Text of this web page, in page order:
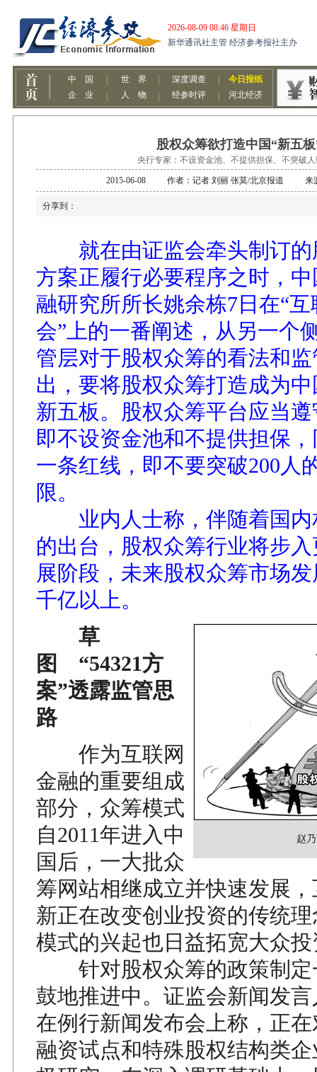
股权众筹欲打造中国“新五
央行专家：不设资金池、不提供担保、不突破
2015-06-08 作者：记者 刘丽 张莫/北京报道 来
分享到：
就在由证监会牵头制订的
方案正履行必要程序之时，
融研究所所长姚余栋7日在“
会”上的一番阐述，从另一个
管层对于股权众筹的看法和
出，要将股权众筹打造成为
新五板。股权众筹平台应当
即不设资金池和不提供担保
一条红线，即不要突破200人
限。
业内人士称，伴随着国内
的出台，股权众筹行业将步
展阶段，未来股权众筹市场
千亿以上。
赵
草
图 “54321方
案”透露监管思
路
作为互联网
金融的重要组成
部分，众筹模式
自2011年进入中
国后，一大批众
筹网站相继成立并快速发展
新正在改变创业投资的传统
模式的兴起也日益拓宽大众
针对股权众筹的政策制定
鼓地推进中。证监会新闻发
在例行新闻发布会上称，正
融资试点和特殊股权结构类